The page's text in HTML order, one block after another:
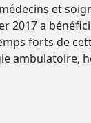
et
2017 a
forts de
ambulatoire,